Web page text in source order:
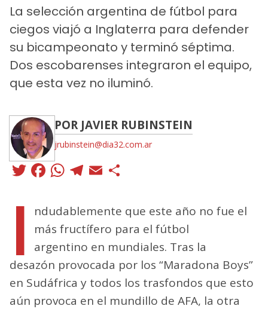
La selección argentina de fútbol para
ciegos viajó a Inglaterra para defender
su bicampeonato y terminó séptima.
Dos escobarenses integraron el equipo,
que esta vez no iluminó.
POR JAVIER RUBINSTEIN
jrubinstein@dia32.com.ar
Twitter
Facebook
WhatsApp
Telegram
Email
I
ndudablemente que este año no fue el
más fructífero para el fútbol
argentino en mundiales. Tras la
desazón provocada por los “Maradona Boys”
en Sudáfrica y todos los trasfondos que esto
aún provoca en el mundillo de AFA, la otra